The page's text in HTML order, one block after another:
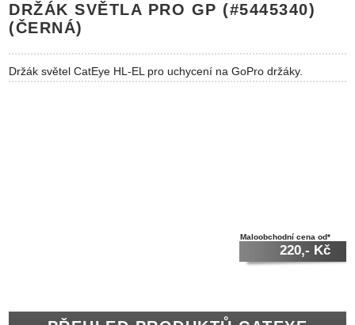
DRŽÁK SVĚTLA PRO GP (#5445340)
(ČERNÁ)
Držák světel CatEye HL-EL pro uchycení na GoPro držáky.
Maloobchodní cena od*
220,- Kč